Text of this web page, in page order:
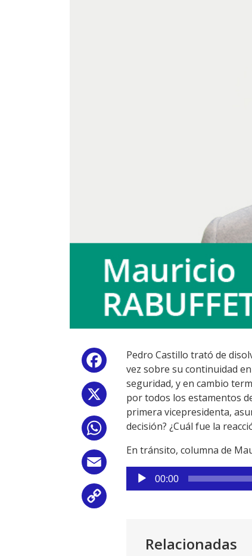
Facebook
WhatsApp
Email
Pedro Castillo trató de
vez sobre su continuidad
seguridad, y en cambio
por todos los estamentos
primera vicepresidenta,
decisión? ¿Cuál fue la
En tránsito, columna de
Reproductor
de
00:00
Relacionadas